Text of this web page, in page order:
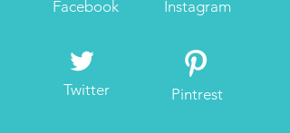
Facebook Instagram
Pintrest
Twitter